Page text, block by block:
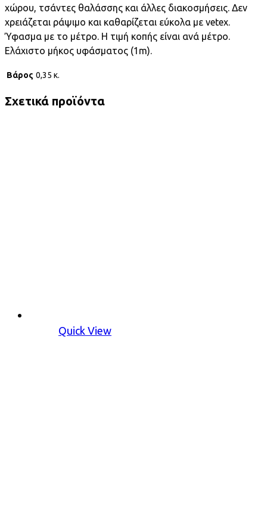
χώρου, τσάντες θαλάσσης και άλλες διακοσμήσεις. Δεν
χρειάζεται ράψιμο και καθαρίζεται εύκολα με vetex.
Ύφασμα με το μέτρο. Η τιμή κοπής είναι ανά μέτρο.
Ελάχιστο μήκος υφάσματος (1m).
Βάρος 0,35 κ.
Σχετικά προϊόντα
Quick View